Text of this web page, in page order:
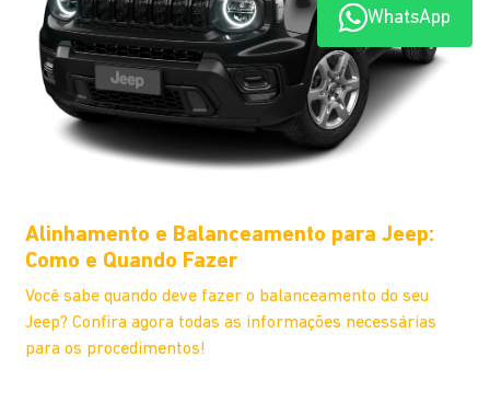
Alinhamento e Balanceamento para Jeep:
Como e Quando Fazer
Você sabe quando deve fazer o balanceamento do seu
Jeep? Confira agora todas as informações necessárias
para os procedimentos!
WhatsApp